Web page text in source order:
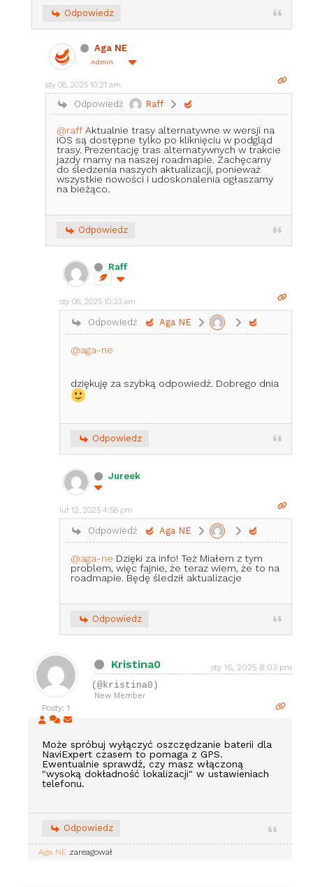
Odpowiedz
Aga NE
Admin
sty 08, 2025 10:21 am
Odpowiedź Raff
@raffAktualnie trasy alternatywne w wersji na
iOS są dostępne tylko po kliknięciu w podgląd
trasy. Prezentację tras alternatywnych w trakcie
jazdy mamy na naszej roadmapie. Zachęcamy
do śledzenia naszych aktualizacji, ponieważ
wszystkie nowości i udoskonalenia ogłaszamy
na bieżąco.
Odpowiedz
Raff
sty 08, 2025 10:23 am
Odpowiedź Aga NE
@aga-ne
dziękuję za szybką odpowiedź. Dobrego dnia
Odpowiedz
Jureek
lut 12, 2025 4:58 pm
Odpowiedź Aga NE
@aga-ne Dzięki za info! Też Miałem z tym
problem, więc fajnie, że teraz wiem, że to na
roadmapie. Będę śledził aktualizacje
Odpowiedz
Posty: 1
Kristina0 sty 16, 2025 8:03 pm
(@kristina0)
New Member
Może spróbuj wyłączyć oszczędzanie baterii dla
NaviExpert czasem to pomaga z GPS.
Ewentualnie sprawdź, czy masz włączoną
"wysoką dokładność lokalizacji" w ustawieniach
telefonu.
Odpowiedz
Aga NE zareagował